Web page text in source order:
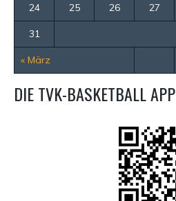
« März
24 25 26 27
31
DIE TVK-BASKETBALL APP